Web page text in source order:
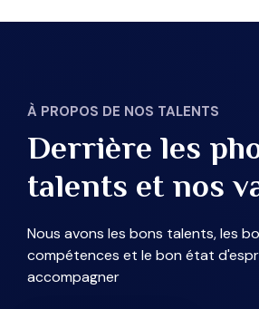
À PROPOS DE NOS TALENTS
Derrière les
talents et nos
Nous avons les bons talents, les
compétences et le bon état
accompagner